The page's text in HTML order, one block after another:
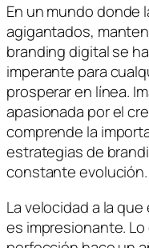
En un mundo donde
agigantados,
branding digital se
imperante para
prosperar en línea.
apasionada por el
comprende la
estrategias de
constante evolución.
La velocidad a la
es impresionante.